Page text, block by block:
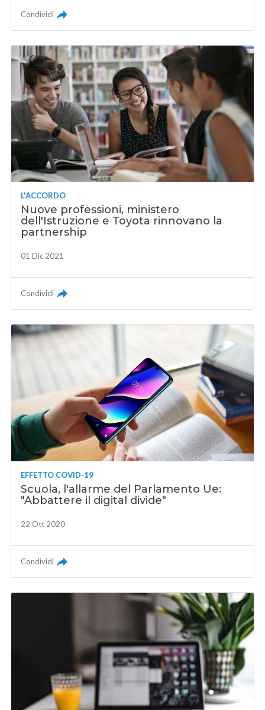
Condividi
L'ACCORDO
Nuove professioni, ministero
dell'Istruzione e Toyota rinnovano la
partnership
01 Dic 2021
Condividi
EFFETTO COVID-19
Scuola, l'allarme del Parlamento Ue:
"Abbattere il digital divide"
22 Ott 2020
Condividi